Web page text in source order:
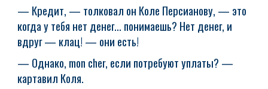
— Кредит, — толковал он Коле Персианову, — это
когда у тебя нет денег... понимаешь? Нет денег, и
вдруг — клац! — они есть!
— Однако, mon cher, если потребуют уплаты? —
картавил Коля.